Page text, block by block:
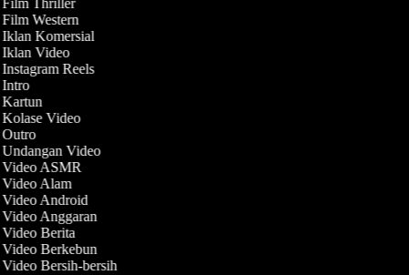
Film Thriller
Film Western
Iklan Komersial
Iklan Video
Instagram Reels
Intro
Kartun
Kolase Video
Outro
Undangan Video
Video ASMR
Video Alam
Video Android
Video Anggaran
Video Berita
Video Berkebun
Video Bersih-bersih